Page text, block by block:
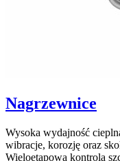
Nagrzewnice
Wysoka wydajność
wibracje, korozję oraz
Wieloetapowa kontrola